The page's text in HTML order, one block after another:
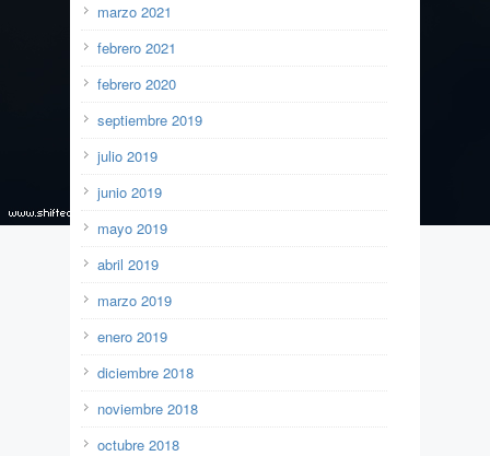
marzo 2021
febrero 2021
febrero 2020
septiembre 2019
julio 2019
junio 2019
mayo 2019
abril 2019
marzo 2019
enero 2019
diciembre 2018
noviembre 2018
octubre 2018